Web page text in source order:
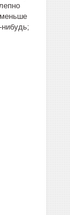
нибудь;